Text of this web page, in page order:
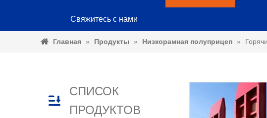
Свяжитесь с нами
Главная » Продукты » Низкорамная полуприцеп »
СПИСОК
ПРОДУКТОВ